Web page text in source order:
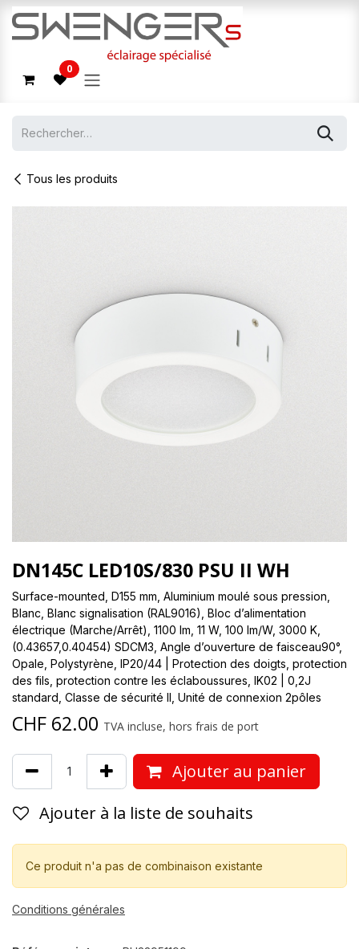
Se rendre au contenu
0
Tous les produits
DN145C LED10S/830 PSU II WH
Surface-mounted, D155 mm, Aluminium moulé sous pression,
Blanc, Blanc signalisation (RAL9016), Bloc d’alimentation
électrique (Marche/Arrêt), 1100 lm, 11 W, 100 lm/W, 3000 K,
(0.43657,0.40454) SDCM3, Angle d’ouverture de faisceau90°,
Opale, Polystyrène, IP20/44 | Protection des doigts, protection
des fils, protection contre les éclaboussures, IK02 | 0,2J
standard, Classe de sécurité II, Unité de connexion 2pôles
CHF 62.00 TVA incluse, hors frais de port
Ajouter au panier
Ajouter à la liste de souhaits
Ce produit n'a pas de combinaison existante
Conditions générales